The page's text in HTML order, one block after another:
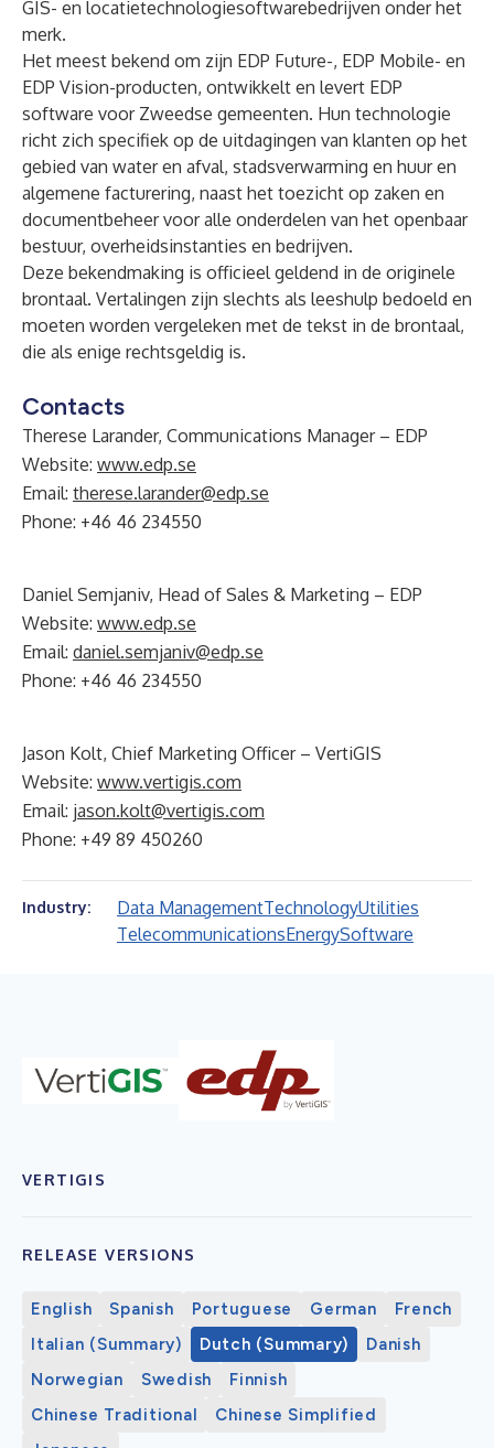
GIS- en locatietechnologiesoftwarebedrijven onder het
merk.
Het meest bekend om zijn EDP Future-, EDP Mobile- en
EDP Vision-producten, ontwikkelt en levert EDP
software voor Zweedse gemeenten. Hun technologie
richt zich specifiek op de uitdagingen van klanten op het
gebied van water en afval, stadsverwarming en huur en
algemene facturering, naast het toezicht op zaken en
documentbeheer voor alle onderdelen van het openbaar
bestuur, overheidsinstanties en bedrijven.
Deze bekendmaking is officieel geldend in de originele
brontaal. Vertalingen zijn slechts als leeshulp bedoeld en
moeten worden vergeleken met de tekst in de brontaal,
die als enige rechtsgeldig is.
Contacts
Therese Larander, Communications Manager – EDP
Website: www.edp.se
Email: therese.larander@edp.se
Phone: +46 46 234550
Daniel Semjaniv, Head of Sales & Marketing – EDP
Website: www.edp.se
Email: daniel.semjaniv@edp.se
Phone: +46 46 234550
Jason Kolt, Chief Marketing Officer – VertiGIS
Website: www.vertigis.com
Email: jason.kolt@vertigis.com
Phone: +49 89 450260
Industry: Data ManagementTechnologyUtilities
TelecommunicationsEnergySoftware
VERTIGIS
RELEASE VERSIONS
English Spanish Portuguese German
French
Italian (Summary)
Dutch (Summary)
Danish
Norwegian
Swedish
Finnish
Chinese Traditional
Chinese Simplified